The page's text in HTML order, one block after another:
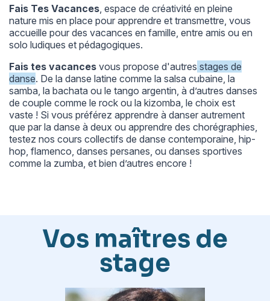
Fais Tes Vacances , espace de créativité en pleine
nature mis en place pour apprendre et transmettre, vous
accueille pour des vacances en famille, entre amis ou en
solo ludiques et pédagogiques.
Fais tes vacances vous propose d'autres stages de
danse. De la danse latine comme la salsa cubaine, la
samba, la bachata ou le tango argentin, à d’autres danses
de couple comme le rock ou la kizomba, le choix est
vaste ! Si vous préférez apprendre à danser autrement
que par la danse à deux ou apprendre des chorégraphies,
testez nos cours collectifs de danse contemporaine, hip-
hop, flamenco, danses persanes, ou danses sportives
comme la zumba, et bien d’autres encore !
Vos maîtres de
stage